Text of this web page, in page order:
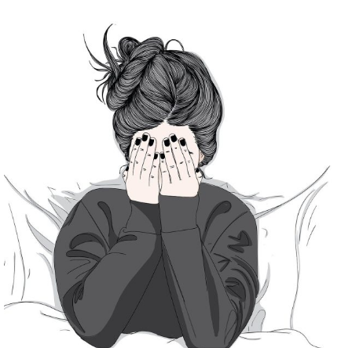
מאמרים